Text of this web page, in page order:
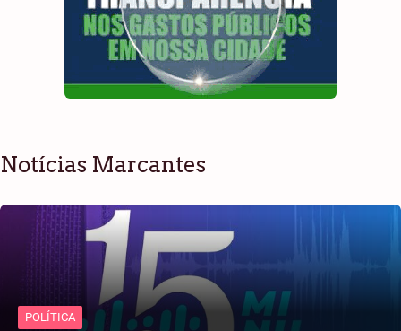
Notícias Marcantes
POLÍTICA